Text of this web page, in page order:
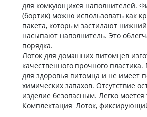
для комкующихся наполнителей.
(бортик) можно использовать как
пакета, которым застилают
насыпают наполнитель. Это
порядка.
Лоток для домашних питомцев
качественного прочного
для здоровья питомца и не имеет
химических запахов. Отсутствие
изделие безопасным. Легко моется
Комплектация: Лоток,